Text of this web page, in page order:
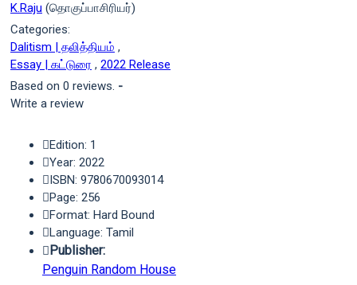
K.Raju (தொகுப்பாசிரியர்)
Categories:
Dalitism | தலித்தியம் ,
Essay | கட்டுரை , 2022 Release
Based on 0 reviews. -
Write a review
Edition: 1
Year: 2022
ISBN: 9780670093014
Page: 256
Format: Hard Bound
Language: Tamil
Publisher:
Penguin Random House